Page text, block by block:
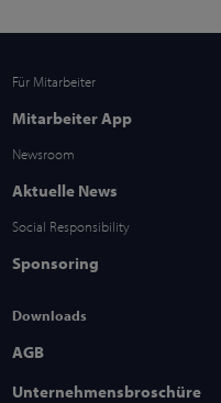
Für Mitarbeiter
Mitarbeiter App
Newsroom
Aktuelle News
Social Responsibility
Sponsoring
Downloads
AGB
Unternehmensbroschüre